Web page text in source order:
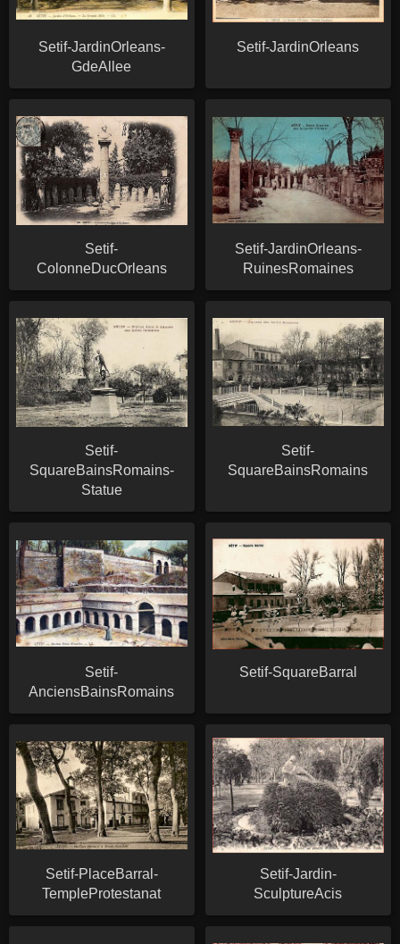
Setif-JardinOrleans-
GdeAllee
Setif-JardinOrleans
Setif-
ColonneDucOrleans
Setif-JardinOrleans-
RuinesRomaines
Setif-
SquareBainsRomains-
Statue
Setif-
SquareBainsRomains
Setif-
AnciensBainsRomains
Setif-SquareBarral
Setif-PlaceBarral-
TempleProtestanat
Setif-Jardin-
SculptureAcis